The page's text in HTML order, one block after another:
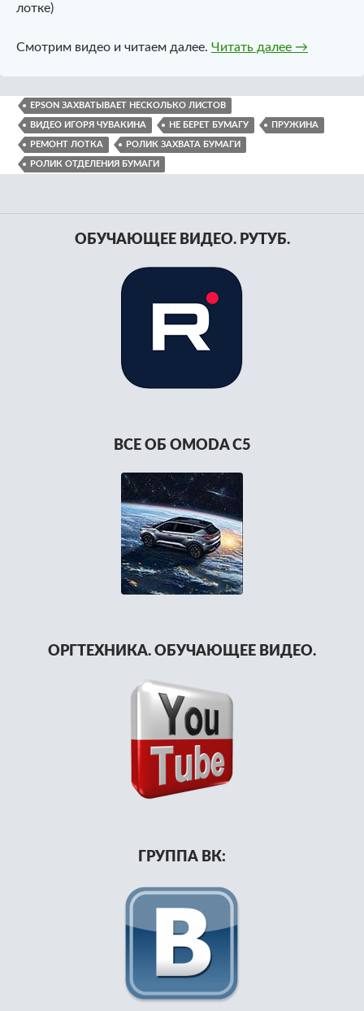
лотке)
Смотрим видео и читаем далее. Читать далее Epson
→
EPSON ЗАХВАТЫВАЕТ НЕСКОЛЬКО ЛИСТОВ
ВИДЕО ИГОРЯ ЧУВАКИНА НЕ БЕРЕТ БУМАГУ ПРУЖИНА
РЕМОНТ ЛОТКА РОЛИК ЗАХВАТА БУМАГИ
РОЛИК ОТДЕЛЕНИЯ БУМАГИ
ОБУЧАЮЩЕЕ ВИДЕО. РУТУБ.
ВСЕ ОБ OMODA C5
ОРГТЕХНИКА. ОБУЧАЮЩЕЕ ВИДЕО.
ГРУППА ВК: